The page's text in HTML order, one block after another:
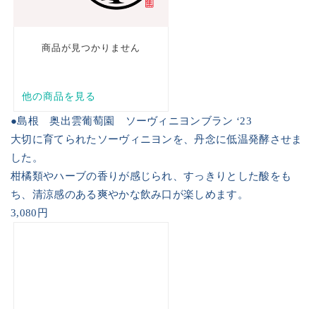
●島根 奥出雲葡萄園 ソーヴィニヨンブラン ‘23
大切に育てられたソーヴィニヨンを、丹念に低温発酵させま
した。
柑橘類やハーブの香りが感じられ、すっきりとした酸をも
ち、清涼感のある爽やかな飲み口が楽しめます。
3,080 円